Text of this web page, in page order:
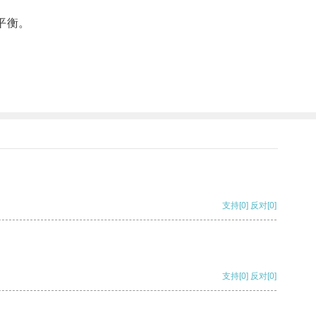
。
支持[0] 反对[0]
支持[0] 反对[0]